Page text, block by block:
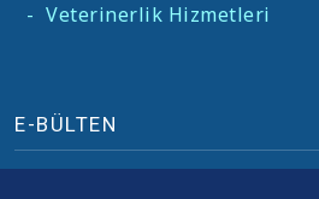
- Veterinerlik Hizmetleri
E-BÜLTEN